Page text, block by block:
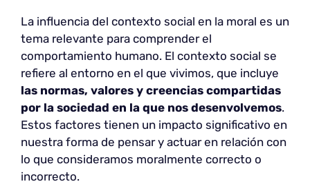
La influencia del contexto social en la moral es un
tema relevante para comprender el
comportamiento humano. El contexto social se
refiere al entorno en el que vivimos, que incluye
las normas, valores y creencias compartidas
por la sociedad en la que nos desenvolvemos.
Estos factores tienen un impacto significativo en
nuestra forma de pensar y actuar en relación con
lo que consideramos moralmente correcto o
incorrecto.